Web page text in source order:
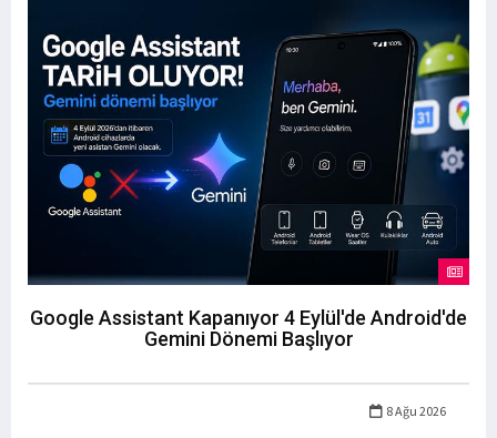
Google Assistant Kapanıyor 4 Eylül'de Android'de
Gemini Dönemi Başlıyor
8 Ağu 2026